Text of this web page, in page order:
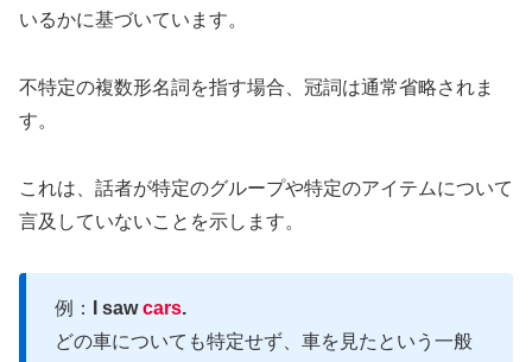
いるかに基づいています。
不特定の複数形名詞を指す場合、冠詞は通常省略されま
す。
これは、話者が特定のグループや特定のアイテムについて
言及していないことを示します。
例： I sawcars.
どの車についても特定せず、車を見たという一般